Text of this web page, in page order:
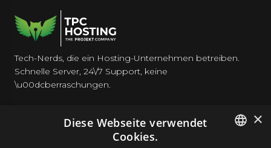
Tech-Nerds, die ein Hosting-Unternehmen betreiben.
Schnelle Server, 24\/7 Support, keine
\u00dcberraschungen.
×
Diese Webseite verwendet
Cookies.